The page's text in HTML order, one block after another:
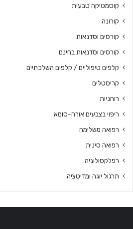
קוסמטיקה טבעית
קורונה
קורסים וסדנאות
קורסים וסדנאות בחינם
קלפים טיפוליים / קלפים השלכתיים
קריסטלים
רוחניות
ריפוי בצבעים אורה-סומא
רפואה משלימה
רפואה סינית
רפלקסולוגיה
תרגול יוגה ומדיטציה